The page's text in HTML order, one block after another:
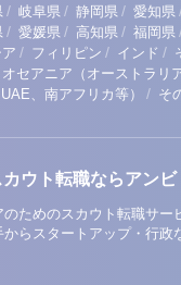
/ 岐阜県 / 静岡県 / 愛知県
/ 愛媛県 / 高知県 / 福岡県
/ フィリピン / インド /
オセアニア（オーストラリ
、南アフリカ等）
/ そ
ウト転職ならアンビ
ためのスカウト転職サ
らスタートアップ・行政